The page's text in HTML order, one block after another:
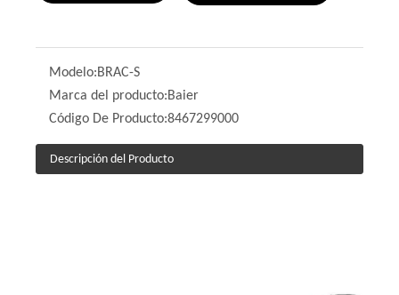
Modelo:BRAC-S
Marca del producto:Baier
Código De Producto:8467299000
Descripción del Producto